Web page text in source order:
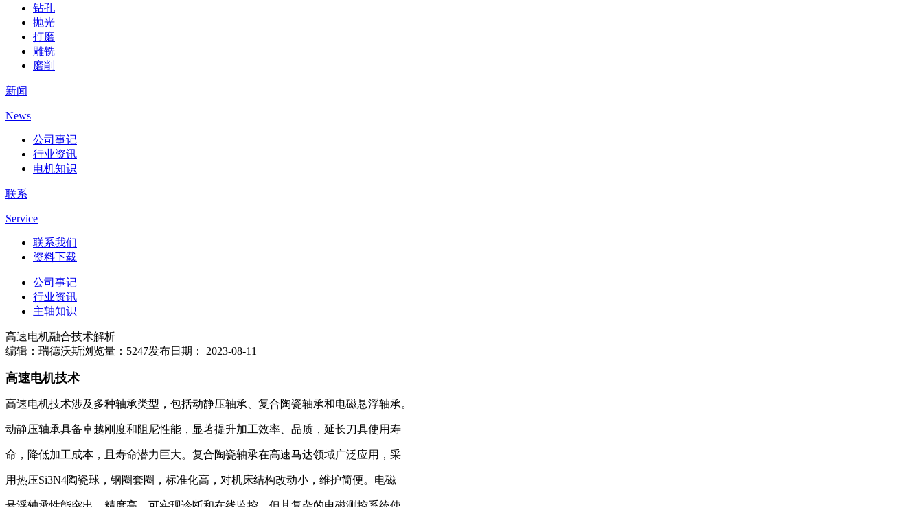
钻孔
抛光
打磨
雕铣
磨削
新闻
News
公司事记
行业资讯
电机知识
联系
Service
联系我们
资料下载
公司事记
行业资讯
主轴知识
高速电机融合技术解析
编辑：瑞德沃斯浏览量：5247发布日期： 2023-08-11
高速电机技术
高速电机技术涉及多种轴承类型，包括动静压轴承、复合陶瓷轴承和电磁悬浮轴承。
动静压轴承具备卓越刚度和阻尼性能，显著提升加工效率、品质，延长刀具使用寿
命，降低加工成本，且寿命潜力巨大。复合陶瓷轴承在高速马达领域广泛应用，采
用热压Si3N4陶瓷球，钢圈套圈，标准化高，对机床结构改动小，维护简便。电磁